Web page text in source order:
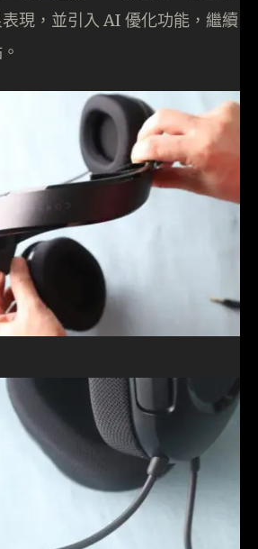
現，並引入 AI 優化功能，繼續